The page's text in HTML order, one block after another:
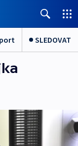
SLEDOVAT